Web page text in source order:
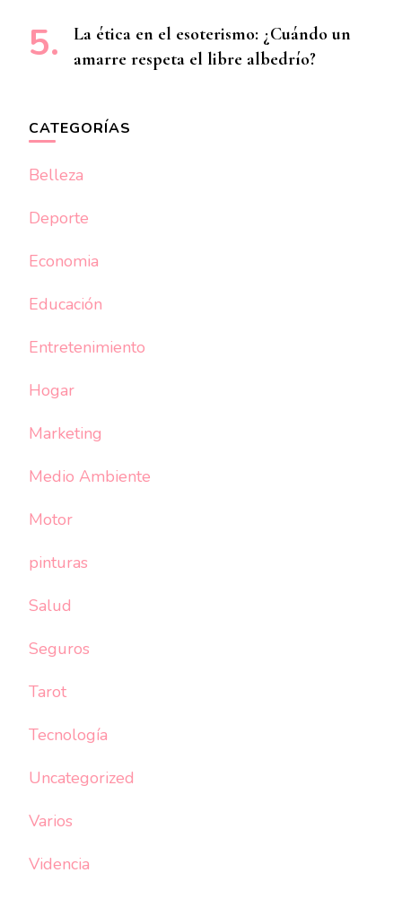
La ética en el esoterismo: ¿Cuándo un
amarre respeta el libre albedrío?
CATEGORÍAS
Belleza
Deporte
Economia
Educación
Entretenimiento
Hogar
Marketing
Medio Ambiente
Motor
pinturas
Salud
Seguros
Tarot
Tecnología
Uncategorized
Varios
Videncia